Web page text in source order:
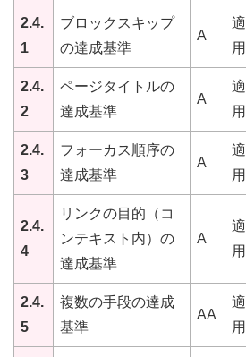
2.4.
1
ブロックスキップ
の達成基準
A
適
用
2.4.
2
ページタイトルの
達成基準
A
適
用
2.4.
3
フォーカス順序の
達成基準
A
適
用
2.4.
4
リンクの目的（コ
ンテキスト内）の
達成基準
A
適
用
2.4.
5
複数の手段の達成
基準
AA
適
用